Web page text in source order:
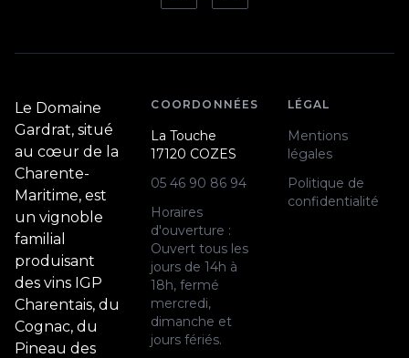
Le Domaine
Gardrat, situé
au cœur de la
Charente-
Maritime, est
un vignoble
familial
produisant
des vins IGP
Charentais, du
Cognac, du
Pineau des
COORDONNÉES
La Touche
17120 COZES
05 46 90 86 94
Horaires
d'ouverture :
Ouvert tous les
jours de 14h à
18h, fermé
mercredi,
dimanche et
jours fériés.
LÉGAL
Mentions
légales
Politique de
confidentialité